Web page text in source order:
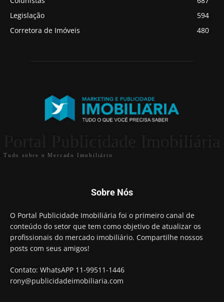
Legislação
594
Corretora de Imóveis
480
Tudo sobre o Mercado Imobiliário
Sobre Nós
O Portal Publicidade Imobiliária foi o primeiro canal de
conteúdo do setor que tem como objetivo de atualizar os
profissionais do mercado imobiliário. Compartilhe nossos
posts com seus amigos!
Contato: WhatsAPP 11-99511-1446
rony@publicidadeimobiliaria.com